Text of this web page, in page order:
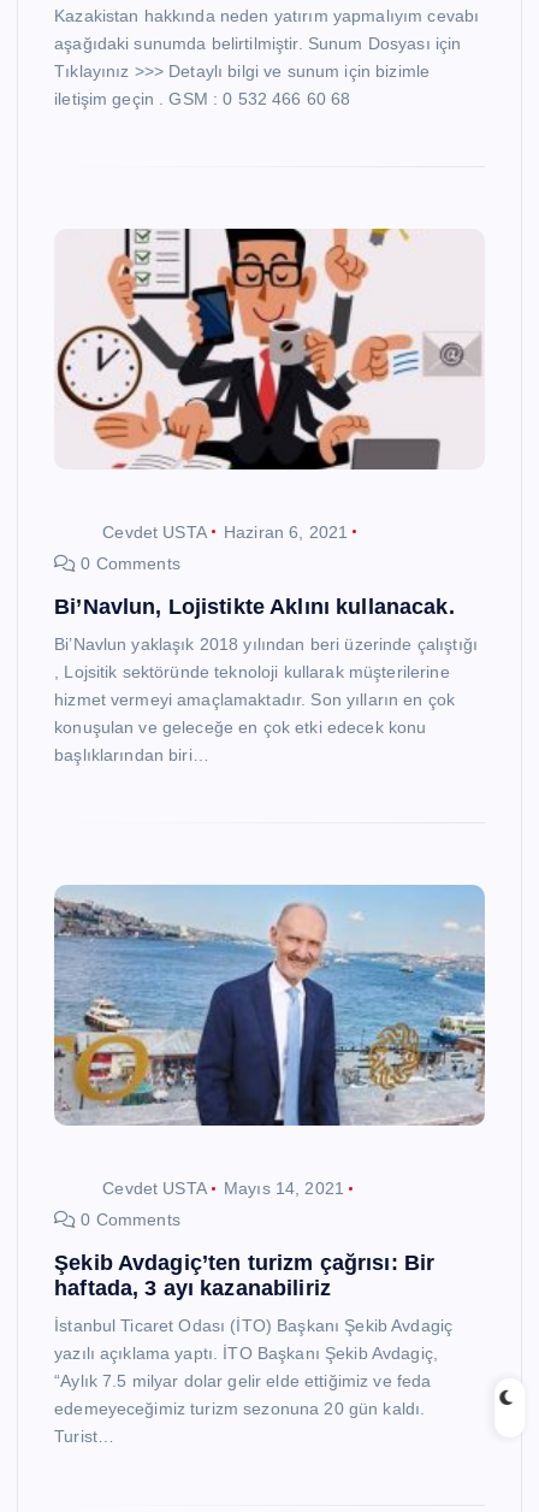
Kazakistan hakkında neden yatırım yapmalıyım cevabı
aşağıdaki sunumda belirtilmiştir. Sunum Dosyası için
Tıklayınız >>> Detaylı bilgi ve sunum için bizimle
iletişim geçin . GSM : 0 532 466 60 68
Cevdet USTA
Haziran 6, 2021
0 Comments
Bi’Navlun, Lojistikte Aklını kullanacak.
Bi’Navlun yaklaşık 2018 yılından beri üzerinde çalıştığı
, Lojsitik sektöründe teknoloji kullarak müşterilerine
hizmet vermeyi amaçlamaktadır. Son yılların en çok
konuşulan ve geleceğe en çok etki edecek konu
başlıklarından biri…
Cevdet USTA
Mayıs 14, 2021
0 Comments
Şekib Avdagiç’ten turizm çağrısı: Bir
haftada, 3 ayı kazanabiliriz
İstanbul Ticaret Odası (İTO) Başkanı Şekib Avdagiç
yazılı açıklama yaptı. İTO Başkanı Şekib Avdagiç,
“Aylık 7.5 milyar dolar gelir elde ettiğimiz ve feda
edemeyeceğimiz turizm sezonuna 20 gün kaldı.
Turist…